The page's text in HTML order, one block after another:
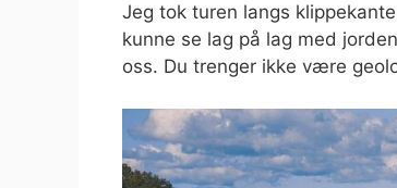
Jeg tok turen langs
kunne se lag på lag med
oss. Du trenger ikke være